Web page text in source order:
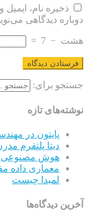
ذخیره نام،
دوباره دیدگاهی
هشت −
7
=
جستجو برای:
نوشته‌های تازه
پایتون در
دیتا پلتفرم
هوش مصنوعی
معماری داده
لمبدا چیست
آخرین دیدگاه‌ها